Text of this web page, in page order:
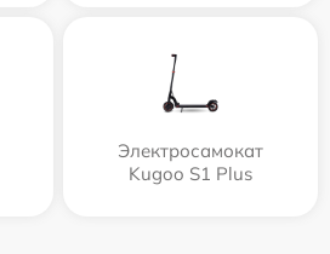
Электросамокат
Kugoo S1 Plus